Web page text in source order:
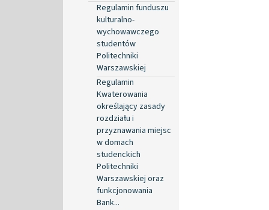
Regulamin funduszu
kulturalno-
wychowawczego
studentów
Politechniki
Warszawskiej
Regulamin
Kwaterowania
określający zasady
rozdziału i
przyznawania miejsc
w domach
studenckich
Politechniki
Warszawskiej oraz
funkcjonowania
Bank...